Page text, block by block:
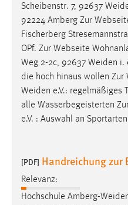
Scheibenstr. 7, 92637
92224 Amberg Zur
Fischerberg
OPf. Zur Webseite
Weg 2-2c, 92637 Weiden i.
die hoch hinaus wollen Zur
Weiden e.V.: regelmäßiges
alle Wasserbegeisterten
e.V. : Auswahl an
[PDF] Handreichung zur
Relevanz:
Hochschule Amberg-